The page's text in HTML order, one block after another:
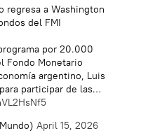
a Washington
del FMI
por 20.000
Fondo Monetario
argentino, Luis
participar de las…
April 15, 2026